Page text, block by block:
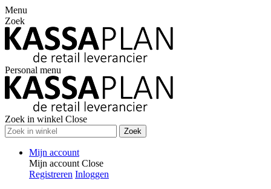
Menu
Zoek
Personal menu
Zoek in winkel Close
Zoek
Mijn account
Mijn account Close
Registreren Inloggen